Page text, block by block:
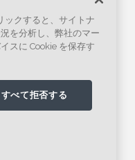
ックすると、サイトナ
を分析し、弊社のマー
スに Cookie を保存す
すべて拒否する